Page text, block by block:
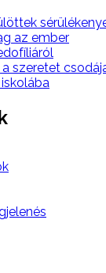
az ember
a szeretet